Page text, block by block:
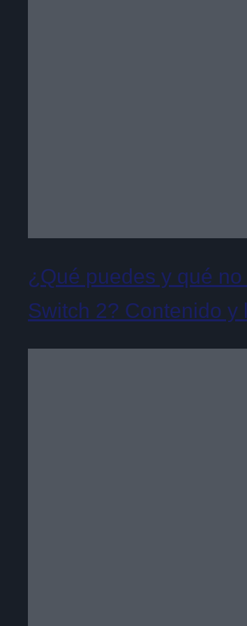
¿Qué puedes y qué
Switch 2? Contenido y